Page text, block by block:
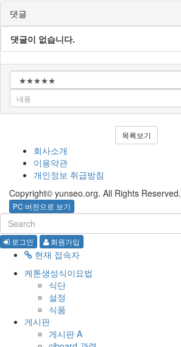
댓글
댓글이 없습니다.
목록보기
회사소개
이용약관
개인정보 취급방침
Copyright© yunseo.org. All Rights Reserved.
PC 버전으로 보기
로그인 회원가입
현재 접속자
케톤생성식이요법
식단
설정
식품
게시판
게시판 A